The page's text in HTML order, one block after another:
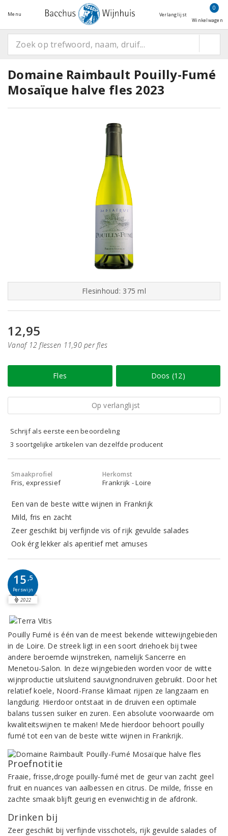
Menu Verlanglijst
0
Winkelwagen
Domaine Raimbault Pouilly-Fumé
Mosaïque halve fles 2023
Flesinhoud: 375 ml
12,95
Vanaf 12 flessen 11,90 per fles
Fles Doos (12)
Op verlanglijst
Schrijf als eerste een beoordeling
3 soortgelijke artikelen van dezelfde producent
Smaakprofiel
Fris, expressief
Herkomst
Frankrijk - Loire
Een van de beste witte wijnen in Frankrijk
Mild, fris en zacht
Zeer geschikt bij verfijnde vis of rijk gevulde salades
Ook érg lekker als aperitief met amuses
15 ,5
Perswijn
2022
Pouilly Fumé is één van de meest bekende wittewijngebieden
in de Loire. De streek ligt in een soort driehoek bij twee
andere beroemde wijnstreken, namelijk Sancerre en
Menetou-Salon. In deze wijngebieden worden voor de witte
wijnproductie uitsluitend sauvignondruiven gebruikt. Door het
relatief koele, Noord-Franse klimaat rijpen ze langzaam en
langdurig. Hierdoor ontstaat in de druiven een optimale
balans tussen suiker en zuren. Een absolute voorwaarde om
kwaliteitswijnen te maken! Mede hierdoor behoort pouilly
fumé tot een van de beste witte wijnen in Frankrijk.
Proefnotitie
Fraaie, frisse,droge pouilly-fumé met de geur van zacht geel
fruit en nuances van aalbessen en citrus. De milde, frisse en
zachte smaak blijft geurig en evenwichtig in de afdronk.
Drinken bij
Zeer geschikt bij verfijnde visschotels, rijk gevulde salades of